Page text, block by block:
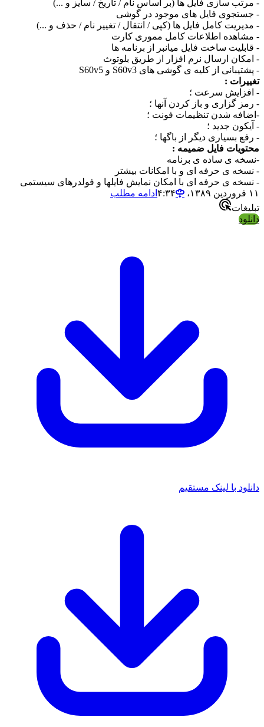
- مرتب سازی فایل ها (بر اساس نام / تاریخ / سایز و ...)
- جستجوی فایل های موجود در گوشی
- مدیریت کامل فایل ها (کپی / انتقال / تغییر نام / حذف و ...)
- مشاهده اطلاعات کامل مموری کارت
- قابلیت ساخت فایل میانبر از برنامه ها
- امکان ارسال نرم افزار از طریق بلوتوث
- پشتیبانی از کلیه ی گوشی های S60v3 و S60v5
تغییرات :
- افزایش سرعت ؛
- رمز گزاری و باز کردن آنها ؛
-اضافه شدن تنظیمات فونت ؛
- آیکون جدید ؛
- رفع بسیاری دیگر از باگها ؛
محتویات فایل ضمیمه :
-نسخه ی ساده ی برنامه
- نسخه ی حرفه ای و با امکانات بیشتر
- نسخه ی حرفه ای با امکان نمایش فایلها و فولدرهای سیستمی
۱۱ فروردین ۱۳۸۹،‏ ۴:۳۴
ادامه مطلب
تبلیغات
دانلود
دانلود با لینک مستقیم